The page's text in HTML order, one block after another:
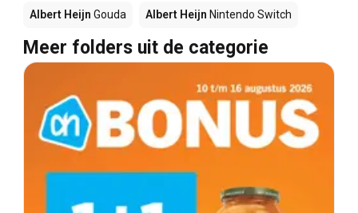
Albert Heijn Gouda Albert Heijn Nintendo Switch
Meer folders uit de categorie